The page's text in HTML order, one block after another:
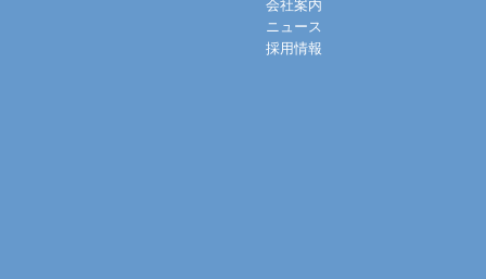
会社案内
ニュース
採用情報